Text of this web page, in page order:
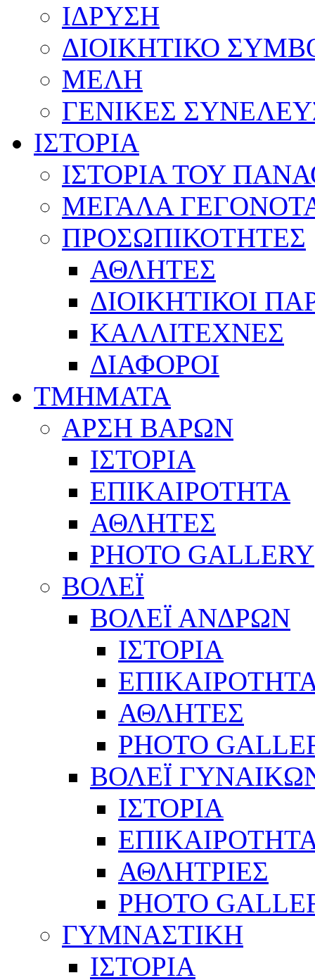
ΙΔΡΥΣΗ
ΔΙΟΙΚΗΤΙΚΟ
ΜΕΛΗ
ΓΕΝΙΚΕΣ
ΙΣΤΟΡΙΑ
ΙΣΤΟΡΙΑ ΤΟΥ
ΜΕΓΑΛΑ
ΠΡΟΣΩΠΙΚΟΤΗΤΕΣ
ΑΘΛΗΤΕΣ
ΔΙΟΙΚΗΤΙΚΟΙ
ΚΑΛΛΙΤΕΧΝΕΣ
ΔΙΑΦΟΡΟΙ
ΤΜΗΜΑΤΑ
ΑΡΣΗ ΒΑΡΩΝ
ΙΣΤΟΡΙΑ
ΕΠΙΚΑΙΡΟΤΗΤΑ
ΑΘΛΗΤΕΣ
PHOTO GALLERY
ΒΟΛΕΪ
ΒΟΛΕΪ ΑΝΔΡΩΝ
ΙΣΤΟΡΙΑ
ΑΘΛΗΤΕΣ
PHOTO
ΒΟΛΕΪ
ΙΣΤΟΡΙΑ
ΑΘΛΗΤΡΙΕΣ
PHOTO
ΓΥΜΝΑΣΤΙΚΗ
ΙΣΤΟΡΙΑ